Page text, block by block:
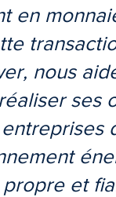
en
nous
ses
entreprises
et